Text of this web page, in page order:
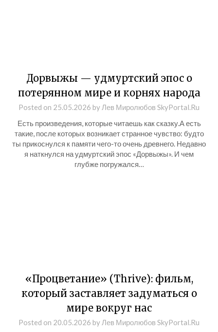
Дорвыжы — удмуртский эпос о
потерянном мире и корнях народа
Posted on 25.05.2026 by Лев Миролюбов SkyPortal.Ru
Есть произведения, которые читаешь как сказку.А есть
такие, после которых возникает странное чувство: будто
ты прикоснулся к памяти чего-то очень древнего. Недавно
я наткнулся на удмуртский эпос «Дорвыжы». И чем
глубже погружался…
«Процветание» (Thrive): фильм,
который заставляет задуматься о
мире вокруг нас
Posted on 20.05.2026 by Лев Миролюбов SkyPortal.Ru